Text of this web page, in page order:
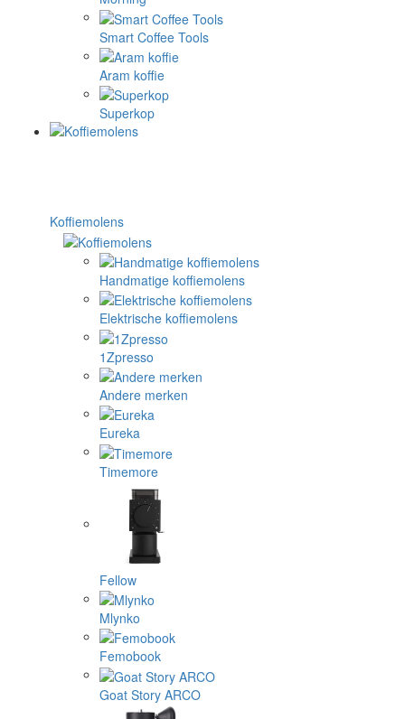
Smart Coffee Tools
Aram koffie
Superkop
Koffiemolens
Handmatige koffiemolens
Elektrische koffiemolens
1Zpresso
Andere merken
Eureka
Timemore
Fellow
Mlynko
Femobook
Goat Story ARCO